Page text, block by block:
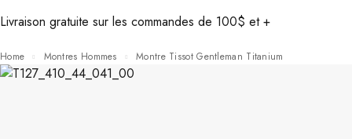
Livraison gratuite sur les commandes de 100$ et +
Home Montres Hommes Montre Tissot Gentleman Titanium